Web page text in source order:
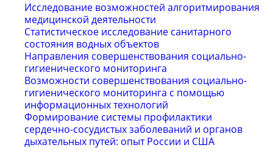
Исследование возможностей алгоритмирования
медицинской деятельности
Статистическое исследование санитарного
состояния водных объектов
Направления совершенствования социально-
гигиенического мониторинга
Возможности совершенствования социально-
гигиенического мониторинга с помощью
информационных технологий
Формирование системы профилактики
сердечно-сосудистых заболеваний и органов
дыхательных путей: опыт России и США